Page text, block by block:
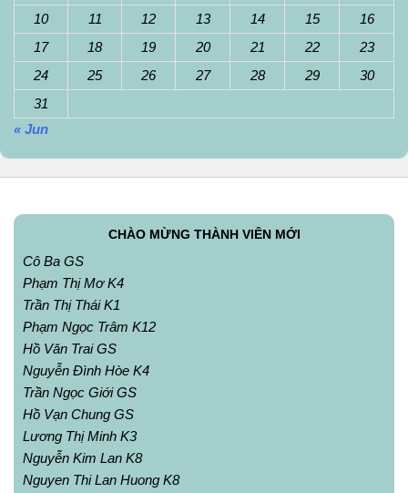
10
11 12 13 14 15
16
17
18 19 20 21 22
23
24
25 26 27 28 29
30
31
« Jun
CHÀO MỪNG THÀNH VIÊN MỚI
Cô Ba GS
Phạm Thị Mơ K4
Trần Thị Thái K1
Phạm Ngọc Trâm K12
Hồ Văn Trai GS
Nguyễn Đình Hòe K4
Trần Ngọc Giới GS
Hồ Vạn Chung GS
Lương Thị Minh K3
Nguyễn Kim Lan K8
Nguyen Thi Lan Huong K8